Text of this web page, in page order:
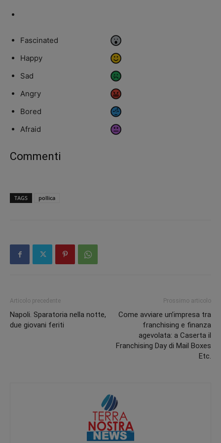
Fascinated
Happy
Sad
Angry
Bored
Afraid
Commenti
TAGS pollica
Articolo precedente
Napoli. Sparatoria nella notte,
due giovani feriti
Prossimo articolo
Come avviare un’impresa tra
franchising e finanza
agevolata: a Caserta il
Franchising Day di Mail Boxes
Etc.